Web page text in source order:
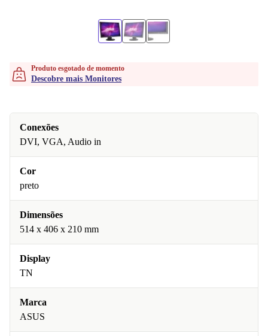
Produto esgotado de momento
Descobre mais Monitores
Conexões
DVI, VGA, Audio in
Cor
preto
Dimensões
514 x 406 x 210 mm
Display
TN
Marca
ASUS